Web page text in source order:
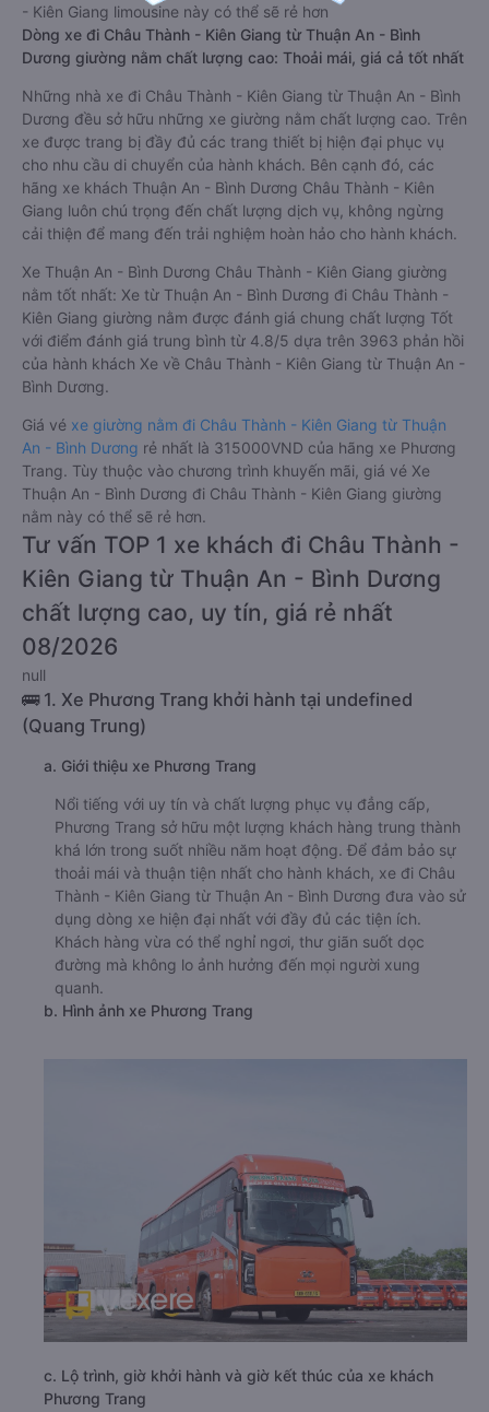
- Kiên Giang limousine này có thể sẽ rẻ hơn
Dòng xe đi Châu Thành - Kiên Giang từ Thuận An - Bình
Dương giường nằm chất lượng cao: Thoải mái, giá cả tốt nhất
Những nhà xe đi Châu Thành - Kiên Giang từ Thuận An - Bình
Dương đều sở hữu những xe giường nằm chất lượng cao. Trên
xe được trang bị đầy đủ các trang thiết bị hiện đại phục vụ
cho nhu cầu di chuyển của hành khách. Bên cạnh đó, các
hãng xe khách Thuận An - Bình Dương Châu Thành - Kiên
Giang luôn chú trọng đến chất lượng dịch vụ, không ngừng
cải thiện để mang đến trải nghiệm hoàn hảo cho hành khách.
Xe Thuận An - Bình Dương Châu Thành - Kiên Giang giường
nằm tốt nhất: Xe từ Thuận An - Bình Dương đi Châu Thành -
Kiên Giang giường nằm được đánh giá chung chất lượng Tốt
với điểm đánh giá trung bình từ 4.8/5 dựa trên 3963 phản hồi
của hành khách Xe về Châu Thành - Kiên Giang từ Thuận An -
Bình Dương.
Giá vé xe giường nằm đi Châu Thành - Kiên Giang từ Thuận
An - Bình Dương rẻ nhất là 315000VND của hãng xe Phương
Trang. Tùy thuộc vào chương trình khuyến mãi, giá vé Xe
Thuận An - Bình Dương đi Châu Thành - Kiên Giang giường
nằm này có thể sẽ rẻ hơn.
Tư vấn TOP 1 xe khách đi Châu Thành -
Kiên Giang từ Thuận An - Bình Dương
chất lượng cao, uy tín, giá rẻ nhất
08/2026
null
🚌 1. Xe Phương Trang khởi hành tại undefined
(Quang Trung)
a. Giới thiệu xe Phương Trang
Nổi tiếng với uy tín và chất lượng phục vụ đẳng cấp,
Phương Trang sở hữu một lượng khách hàng trung thành
khá lớn trong suốt nhiều năm hoạt động. Để đảm bảo sự
thoải mái và thuận tiện nhất cho hành khách, xe đi Châu
Thành - Kiên Giang từ Thuận An - Bình Dương đưa vào sử
dụng dòng xe hiện đại nhất với đầy đủ các tiện ích.
Khách hàng vừa có thể nghỉ ngơi, thư giãn suốt dọc
đường mà không lo ảnh hưởng đến mọi người xung
quanh.
b. Hình ảnh xe Phương Trang
c. Lộ trình, giờ khởi hành và giờ kết thúc của xe khách
Phương Trang